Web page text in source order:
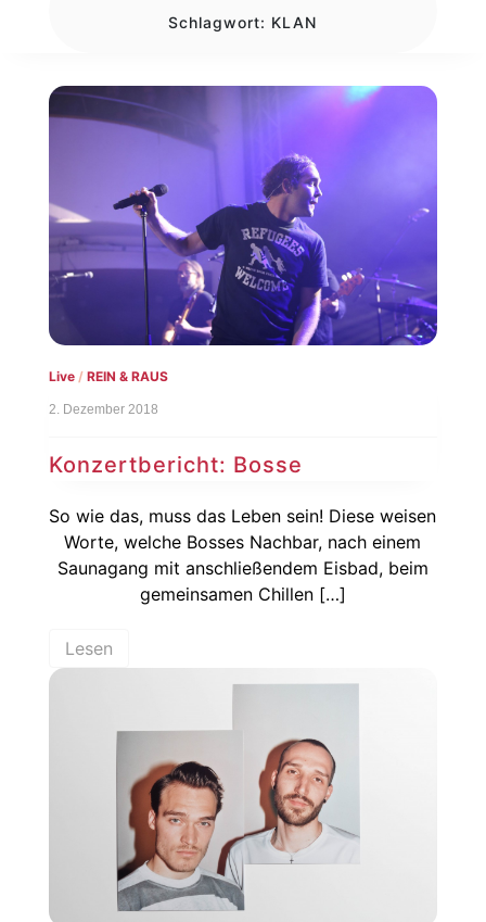
Schlagwort: KLAN
Live/ REIN & RAUS
2. Dezember 2018
Konzertbericht: Bosse
So wie das, muss das Leben sein! Diese weisen
Worte, welche Bosses Nachbar, nach einem
Saunagang mit anschließendem Eisbad, beim
gemeinsamen Chillen […]
Lesen